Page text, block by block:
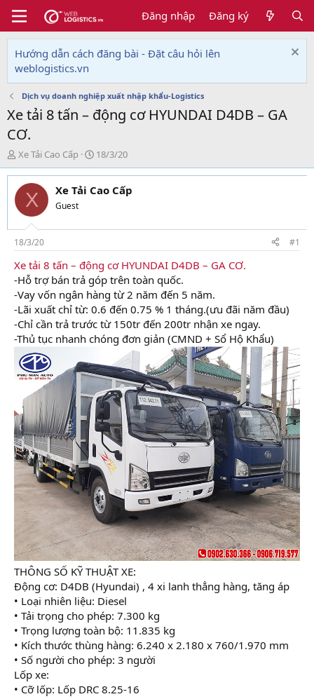
Đăng nhập Đăng ký
Hướng dẫn cách đăng bài - Đặt câu hỏi lên
weblogistics.vn
Dịch vụ doanh nghiệp xuất nhập khẩu-Logistics
Xe tải 8 tấn – động cơ HYUNDAI D4DB – GA
CƠ.
T
h
r
e
d
s
t
a
r
t
e
r
Xe Tải Cao Cấp
N
g
à
y
i
18/3/20
X Xe Tải Cao Cấp
Guest
18/3/20 #1
Xe tải 8 tấn – động cơ HYUNDAI D4DB – GA CƠ.
-Hỗ trợ bán trả góp trên toàn quốc.
-Vay vốn ngân hàng từ 2 năm đến 5 năm.
-Lãi xuất chỉ từ: 0.6 đến 0.75 % 1 tháng.(ưu đãi năm đầu)
-Chỉ cần trả trước từ 150tr đến 200tr nhận xe ngay.
-Thủ tục nhanh chóng đơn giản (CMND + Sổ Hộ Khẩu)
THÔNG SỐ KỸ THUẬT XE:
Động cơ: D4DB (Hyundai) , 4 xi lanh thẳng hàng, tăng áp
• Loại nhiên liệu: Diesel
• Tải trọng cho phép: 7.300 kg
• Trọng lượng toàn bộ: 11.835 kg
• Kích thước thùng hàng: 6.240 x 2.180 x 760/1.970 mm
• Số người cho phép: 3 người
Lốp xe:
• Cỡ lốp: Lốp DRC 8.25-16